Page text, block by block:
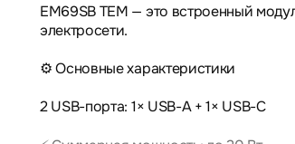
EM69SB TEM — это встроенный
электросети.
⚙️ Основные характеристики
2 USB-порта: 1× USB-A + 1× USB-C